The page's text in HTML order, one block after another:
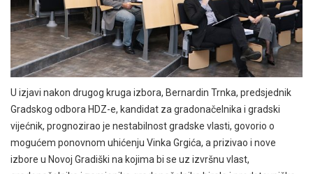
U izjavi nakon drugog kruga izbora, Bernardin Trnka, predsjednik
Gradskog odbora HDZ-e, kandidat za gradonačelnika i gradski
vijećnik, prognozirao je nestabilnost gradske vlasti, govorio o
mogućem ponovnom uhićenju Vinka Grgića, a prizivao i nove
izbore u Novoj Gradiški na kojima bi se uz izvršnu vlast,